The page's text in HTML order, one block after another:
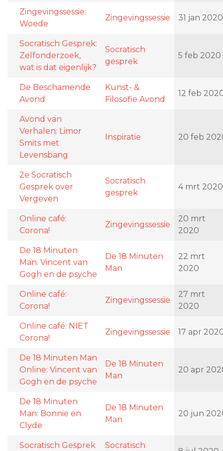
Zingevingssessie:
Woede
Zingevingssessie 31 jan 2020
Socratisch Gesprek:
Zelfonderzoek,
wat is dat eigenlijk?
Socratisch
gesprek
5 feb 2020
De Beschamende
Avond
Kunst- &
Filosofie Avond
12 feb
Avond van
Verhalen: Limor
Smits met
Levensbang
Inspiratie 20 feb
2e Socratisch
Gesprek over
Vergeven
Socratisch
gesprek
4 mrt 2020
Online café:
Corona!
Zingevingssessie
20 mrt
2020
De 18 Minuten
Man: Vincent van
Gogh en de psyche
De 18 Minuten
Man
22 mrt
2020
Online café:
Corona!
Zingevingssessie
27 mrt
2020
Online café: NIET
Corona!
Zingevingssessie 17 apr
De 18 Minuten Man
Online: Vincent van
Gogh en de psyche
De 18 Minuten
Man
20 apr
De 18 Minuten
Man: Bonnie en
Clyde
De 18 Minuten
Man
20 jun
Socratisch Gesprek Socratisch